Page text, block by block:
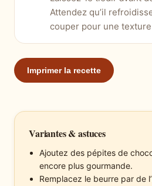
Attendez qu’il
couper pour une
Imprimer la recette
Variantes & astuces
Ajoutez des pépites de
encore plus gourmande.
Remplacez le beurre par de